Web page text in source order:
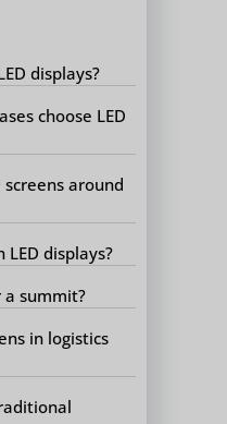
displays?
choose LED
around
displays?
a summit?
in logistics